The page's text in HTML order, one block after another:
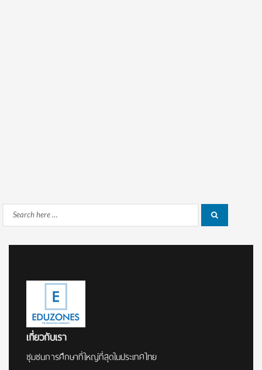
Search
เกี่ยวกับเรา
ชุมชนการศึกษาที่ใหญ่ที่สุดในประเทศไทย